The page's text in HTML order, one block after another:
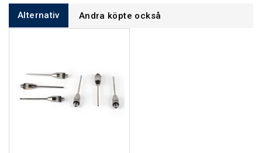
Alternativ Andra köpte också